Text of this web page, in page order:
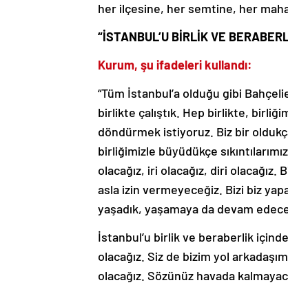
her ilçesine, her semtine, her
“İSTANBUL’U BİRLİK VE
Kurum, şu ifadeleri kullandı:
“Tüm İstanbul’a olduğu gibi
birlikte çalıştık. Hep birlikte,
döndürmek istiyoruz. Biz bir
birliğimizle büyüdükçe
olacağız, iri olacağız, diri
asla izin vermeyeceğiz. Bizi biz
yaşadık, yaşamaya da devam
İstanbul’u birlik ve beraberlik
olacağız. Siz de bizim yol
olacağız. Sözünüz havada